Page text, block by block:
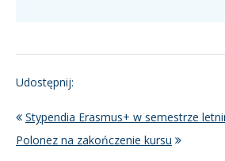
Udostępnij:
Stypendia Erasmus+ w semestrze
Polonez na zakończenie kursu